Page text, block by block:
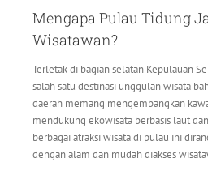
Mengapa Pulau Tidung
Wisatawan?
Terletak di bagian selatan Kepulauan
salah satu destinasi unggulan wisata
daerah memang mengembangkan
mendukung ekowisata berbasis laut
berbagai atraksi wisata di pulau ini
dengan alam dan mudah diakses